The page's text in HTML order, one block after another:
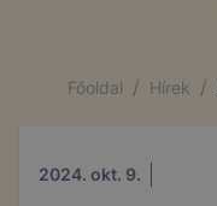
Főoldal / Hírek /
2024. okt. 9.